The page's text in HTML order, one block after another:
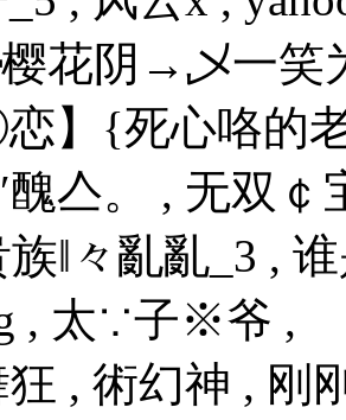
花阴→乄一笑
】{死心咯的
亼。 , 无双￠
‖々亂亂_3 ,
, 太∵子※爷 ,
, 術幻神 , 刚